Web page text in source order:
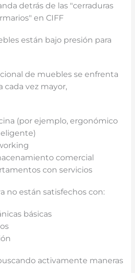
detrás de las "cerraduras
en CIFF
están bajo presión para
de muebles se enfrenta
cada vez mayor,
(por ejemplo, ergonómico
comercial
con servicios
no están satisfechos con:
básicas
activamente maneras